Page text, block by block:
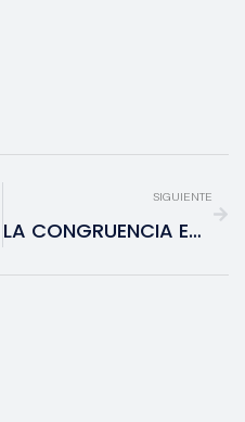
SIGUIENTE
LA CONGRUENCIA ES LA QUE MANDA EN LA SUSTENTABILIDAD Y RESPONSABILIDAD SOCIAL